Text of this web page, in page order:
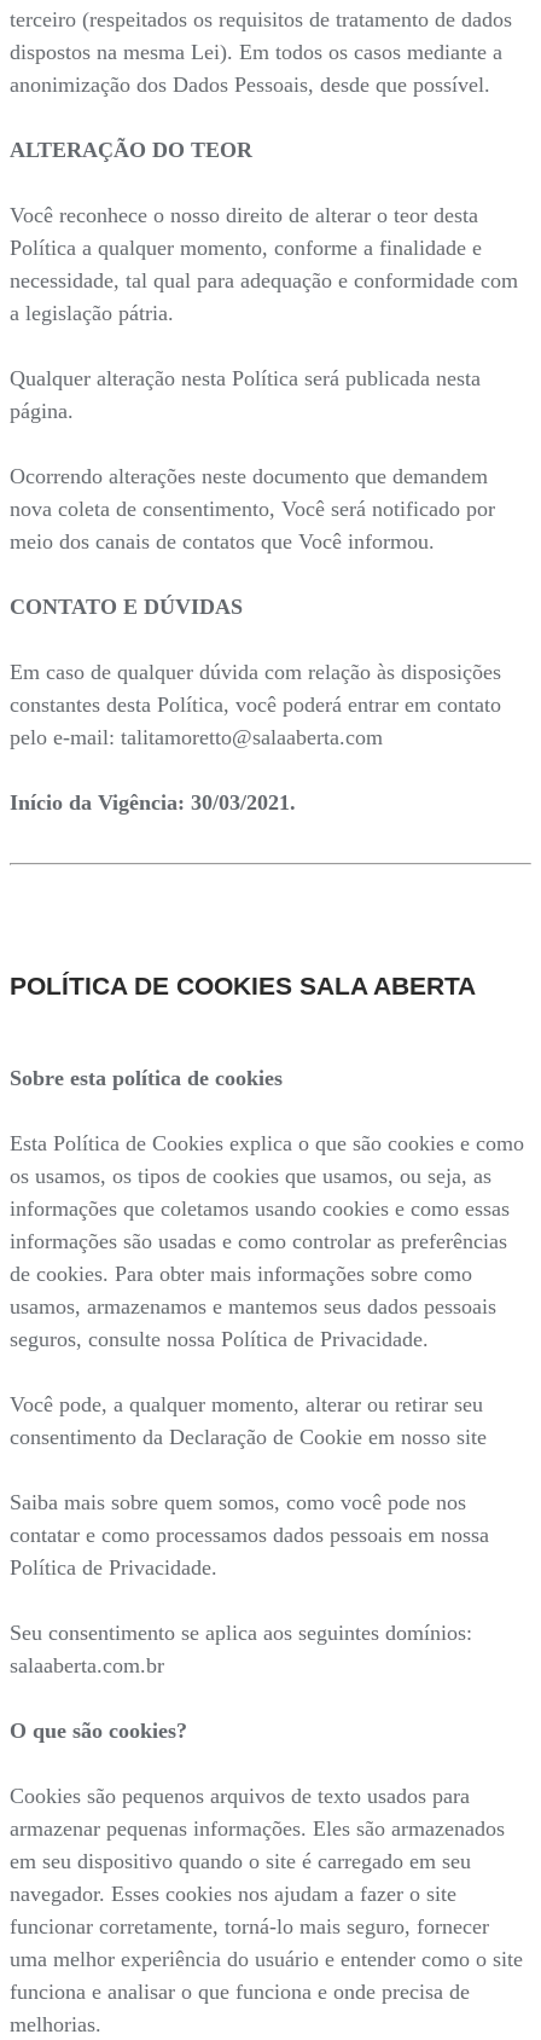
terceiro (respeitados os requisitos de tratamento de dados
dispostos na mesma Lei). Em todos os casos mediante a
anonimização dos Dados Pessoais, desde que possível.
ALTERAÇÃO DO TEOR
Você reconhece o nosso direito de alterar o teor desta
Política a qualquer momento, conforme a finalidade e
necessidade, tal qual para adequação e conformidade com
a legislação pátria.
Qualquer alteração nesta Política será publicada nesta
página.
Ocorrendo alterações neste documento que demandem
nova coleta de consentimento, Você será notificado por
meio dos canais de contatos que Você informou.
CONTATO E DÚVIDAS
Em caso de qualquer dúvida com relação às disposições
constantes desta Política, você poderá entrar em contato
pelo e-mail: talitamoretto@salaaberta.com
Início da Vigência: 30/03/2021.
POLÍTICA DE COOKIES SALA ABERTA
Sobre esta política de cookies
Esta Política de Cookies explica o que são cookies e como
os usamos, os tipos de cookies que usamos, ou seja, as
informações que coletamos usando cookies e como essas
informações são usadas e como controlar as preferências
de cookies. Para obter mais informações sobre como
usamos, armazenamos e mantemos seus dados pessoais
seguros, consulte nossa Política de Privacidade.
Você pode, a qualquer momento, alterar ou retirar seu
consentimento da Declaração de Cookie em nosso site
Saiba mais sobre quem somos, como você pode nos
contatar e como processamos dados pessoais em nossa
Política de Privacidade.
Seu consentimento se aplica aos seguintes domínios:
salaaberta.com.br
O que são cookies?
Cookies são pequenos arquivos de texto usados para
armazenar pequenas informações. Eles são armazenados
em seu dispositivo quando o site é carregado em seu
navegador. Esses cookies nos ajudam a fazer o site
funcionar corretamente, torná-lo mais seguro, fornecer
uma melhor experiência do usuário e entender como o site
funciona e analisar o que funciona e onde precisa de
melhorias.